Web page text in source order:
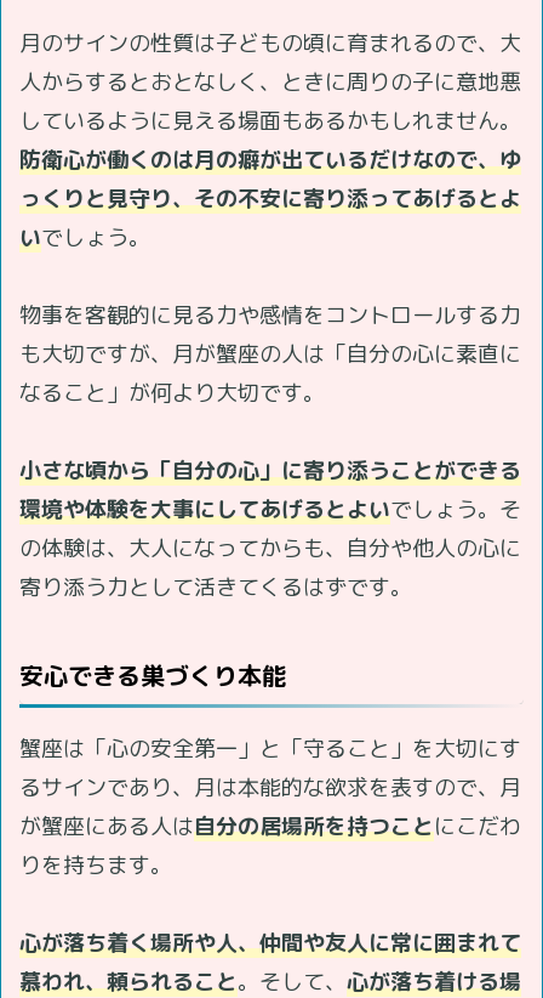
月のサインの性質は子どもの頃に育まれるので、大
人からするとおとなしく、ときに周りの子に意地悪
しているように見える場面もあるかもしれません。
防衛心が働くのは月の癖が出ているだけなので、ゆ
っくりと見守り、その不安に寄り添ってあげるとよ
いでしょう。
物事を客観的に見る力や感情をコントロールする力
も大切ですが、月が蟹座の人は「自分の心に素直に
なること」が何より大切です。
小さな頃から「自分の心」に寄り添うことができる
環境や体験を大事にしてあげるとよいでしょう。そ
の体験は、大人になってからも、自分や他人の心に
寄り添う力として活きてくるはずです。
安心できる巣づくり本能
蟹座は「心の安全第一」と「守ること」を大切にす
るサインであり、月は本能的な欲求を表すので、月
が蟹座にある人は自分の居場所を持つことにこだわ
りを持ちます。
心が落ち着く場所や人、仲間や友人に常に囲まれて
慕われ、頼られること。そして、 心が落ち着ける場